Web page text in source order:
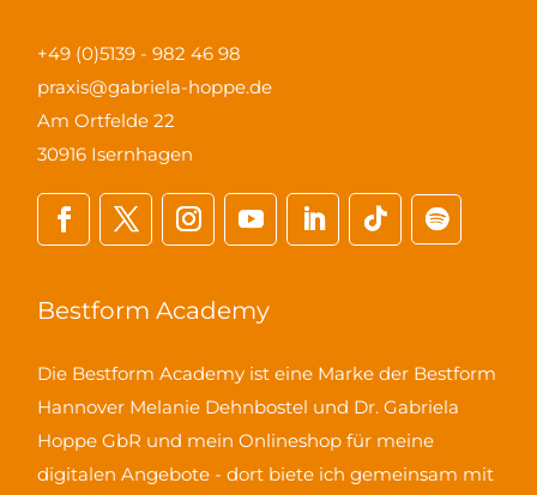
+49 (0)5139 - 982 46 98
praxis@gabriela-hoppe.de
Am Ortfelde 22
30916 Isernhagen
Bestform Academy
Die Bestform Academy ist eine Marke der Bestform
Hannover Melanie Dehnbostel und Dr. Gabriela
Hoppe GbR und mein Onlineshop für meine
digitalen Angebote - dort biete ich gemeinsam mit